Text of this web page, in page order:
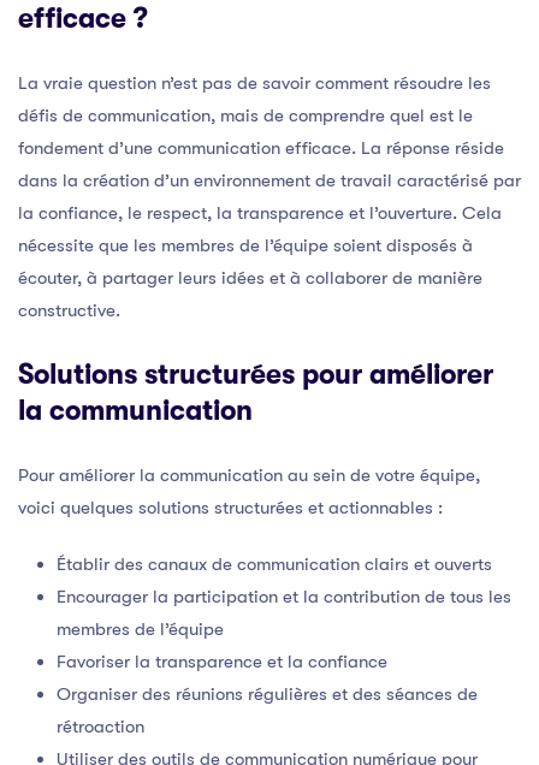
efficace ?
La vraie question n’est pas de savoir comment résoudre les
défis de communication, mais de comprendre quel est le
fondement d’une communication efficace. La réponse réside
dans la création d’un environnement de travail caractérisé par
la confiance, le respect, la transparence et l’ouverture. Cela
nécessite que les membres de l’équipe soient disposés à
écouter, à partager leurs idées et à collaborer de manière
constructive.
Solutions structurées pour améliorer
la communication
Pour améliorer la communication au sein de votre équipe,
voici quelques solutions structurées et actionnables :
Établir des canaux de communication clairs et ouverts
Encourager la participation et la contribution de tous les
membres de l’équipe
Favoriser la transparence et la confiance
Organiser des réunions régulières et des séances de
rétroaction
Utiliser des outils de communication numérique pour